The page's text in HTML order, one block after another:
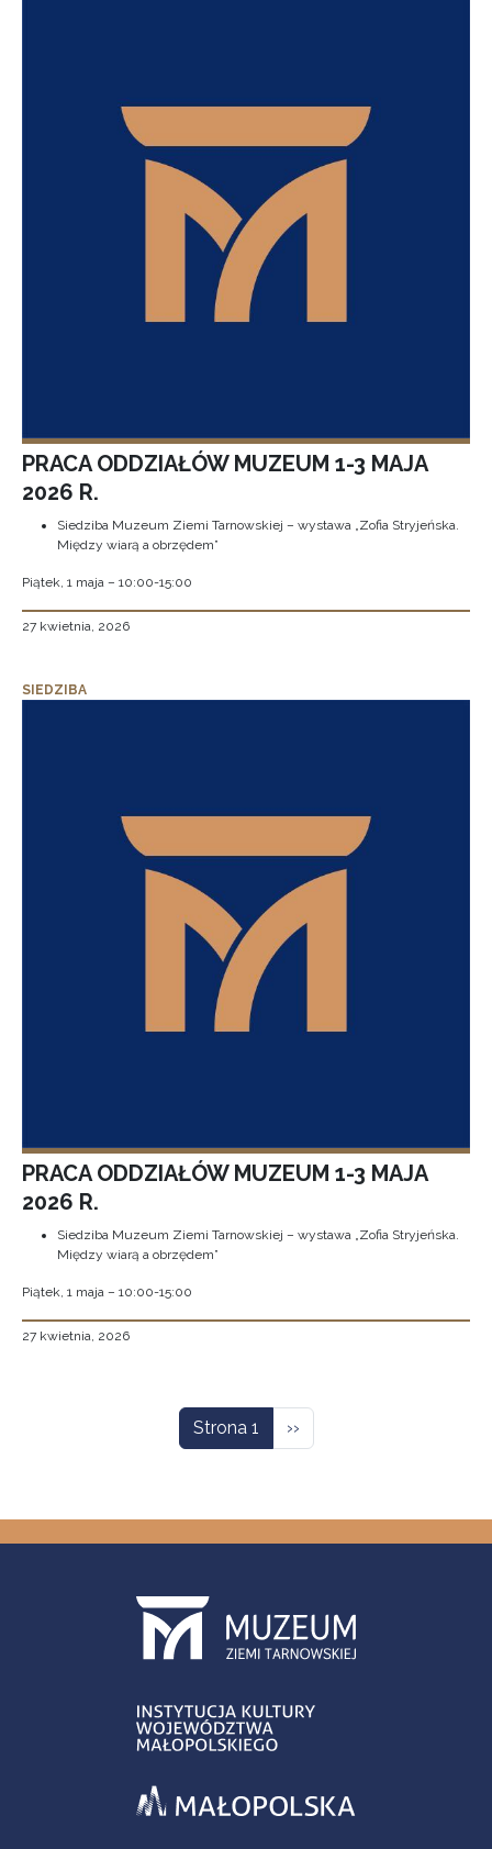
PRACA ODDZIAŁÓW MUZEUM 1-3 MAJA
2026 R.
Siedziba Muzeum Ziemi Tarnowskiej – wystawa „Zofia Stryjeńska.
Między wiarą a obrzędem”
Piątek, 1 maja – 10:00-15:00
27 kwietnia, 2026
SIEDZIBA
PRACA ODDZIAŁÓW MUZEUM 1-3 MAJA
2026 R.
Siedziba Muzeum Ziemi Tarnowskiej – wystawa „Zofia Stryjeńska.
Między wiarą a obrzędem”
Piątek, 1 maja – 10:00-15:00
27 kwietnia, 2026
Strona 1 Następna strona
››